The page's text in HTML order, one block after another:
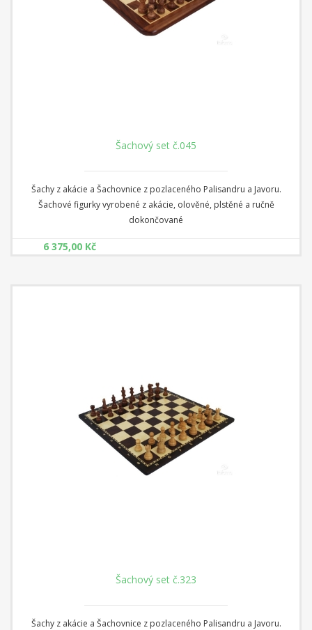
Šachový set č.045
Šachy z akácie a Šachovnice z pozlaceného Palisandru a Javoru.
Šachové figurky vyrobené z akácie, olověné, plstěné a ručně
dokončované
6 375,00 Kč
Šachový set č.323
Šachy z akácie a Šachovnice z pozlaceného Palisandru a Javoru.